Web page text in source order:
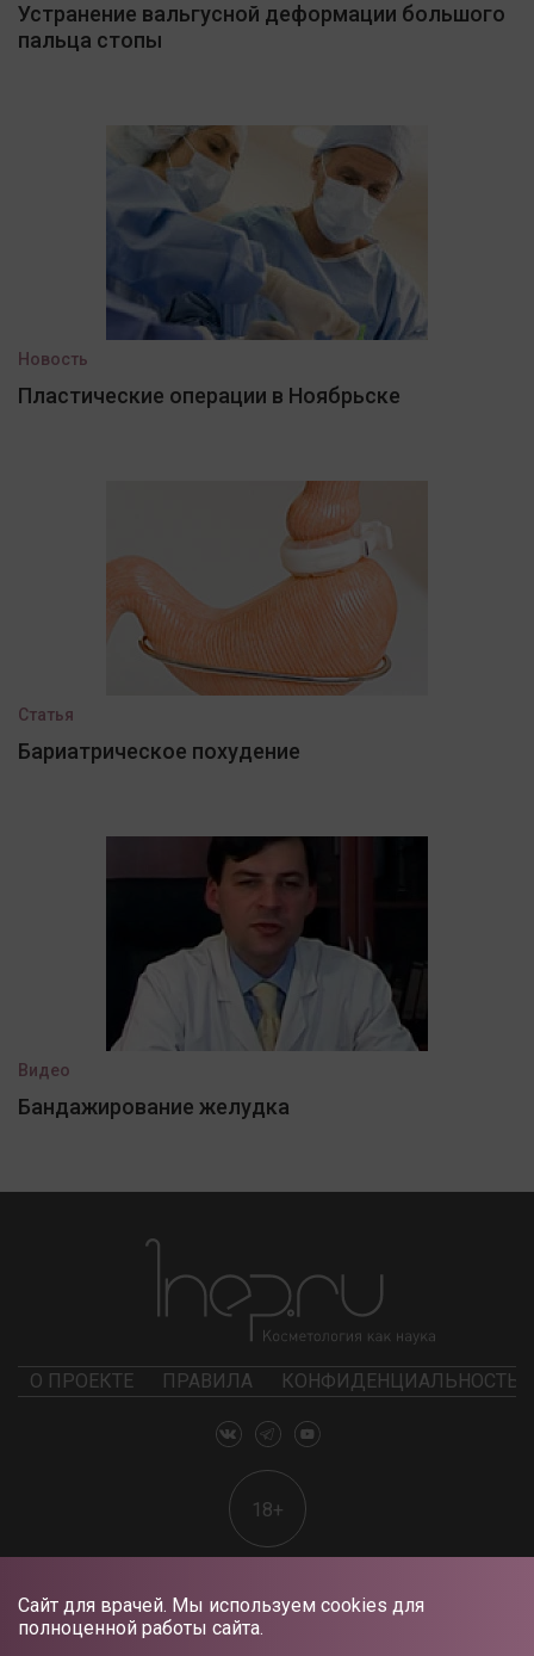
Сайт для врачей. Мы используем cookies для
полноценной работы сайта.
Устранение вальгусной деформации большого
пальца стопы
Новость
Пластические операции в Ноябрьске
Статья
Бариатрическое похудение
Видео
Бандажирование желудка
О ПРОЕКТЕ ПРАВИЛА КОНФИДЕНЦИАЛЬНОСТЬ
18+